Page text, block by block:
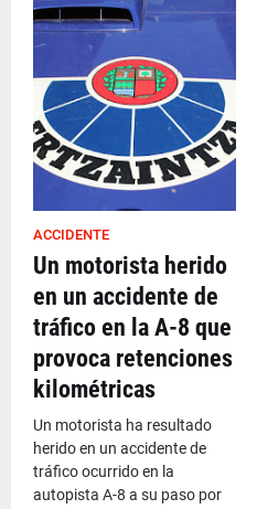
ACCIDENTE
Un motorista herido
en un accidente de
tráfico en la A-8 que
provoca retenciones
kilométricas
Un motorista ha resultado
herido en un accidente de
tráfico ocurrido en la
autopista A-8 a su paso por